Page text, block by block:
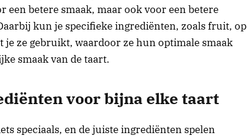
betere smaak, maar ook voor een betere
kun je specifieke ingrediënten, zoals fruit, op
ze gebruikt, waardoor ze hun optimale smaak
smaak van de taart.
voor bijna elke taart
speciaals, en de juiste ingrediënten spelen